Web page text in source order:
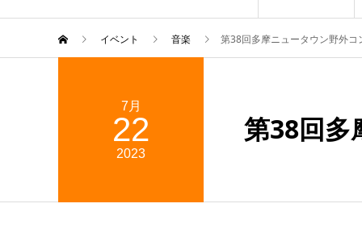
イベント 音楽 第38回多摩ニュータウン野外コ
7月
22
2023
第38回多